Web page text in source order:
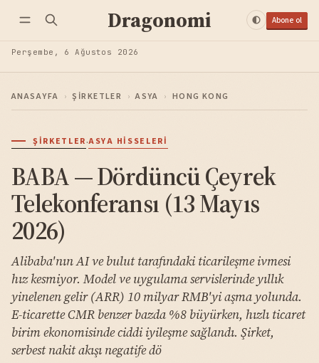
Dragonomi Abone ol
Perşembe, 6 Ağustos 2026
ANASAYFA › ŞIRKETLER › ASYA › HONG KONG
ŞIRKETLER·ASYA HISSELERI
BABA — Dördüncü Çeyrek
Telekonferansı (13 Mayıs
2026)
Alibaba'nın AI ve bulut tarafındaki ticarileşme ivmesi
hız kesmiyor. Model ve uygulama servislerinde yıllık
yinelenen gelir (ARR) 10 milyar RMB'yi aşma yolunda.
E-ticarette CMR benzer bazda %8 büyürken, hızlı ticaret
birim ekonomisinde ciddi iyileşme sağlandı. Şirket,
serbest nakit akışı negatife dö